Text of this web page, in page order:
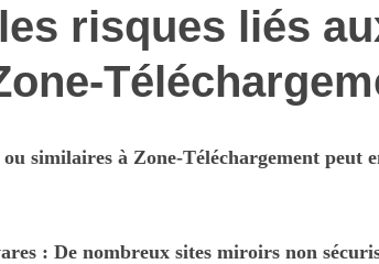
risques liés
similaires à Zone-Téléchargement peut
: De nombreux sites miroirs non